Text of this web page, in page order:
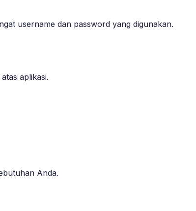
username dan password yang digunakan.
aplikasi.
Anda.